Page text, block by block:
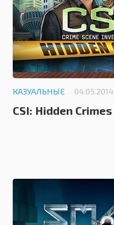
КАЗУАЛЬНЫЕ 04.05.2014
CSI: Hidden Crimes